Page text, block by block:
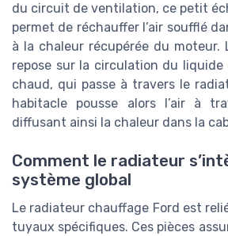
du circuit de ventilation, ce petit
permet de réchauffer l’air soufflé
à la chaleur récupérée du
repose sur la circulation du
chaud, qui passe à travers le
habitacle pousse alors l’air à
diffusant ainsi la chaleur dans la
Comment le radiateur
système global
Le radiateur chauffage Ford est
tuyaux spécifiques. Ces pièces